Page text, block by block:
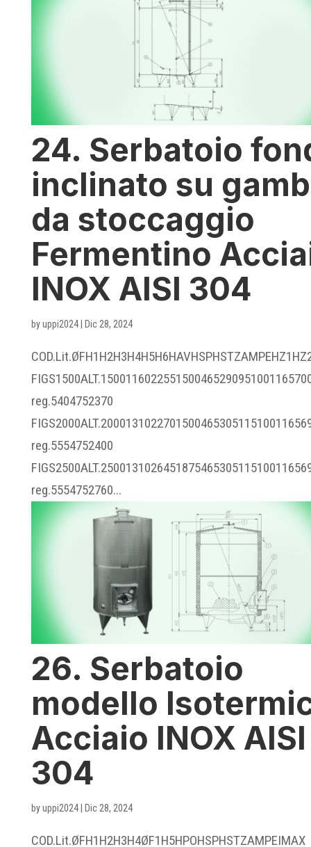
24. Serbatoio
inclinato su
da stoccaggio
Fermentino
INOX AISI 304
byuppi2024| Dic 28, 2024
reg.5404752370
reg.5554752400
reg.5554752760...
26. Serbatoio
modello
Acciaio INOX AISI
304
byuppi2024| Dic 28, 2024
COD.Lit.ØFH1H2H3H4ØF1H5HPOHSPHSTZAMPEIMAX